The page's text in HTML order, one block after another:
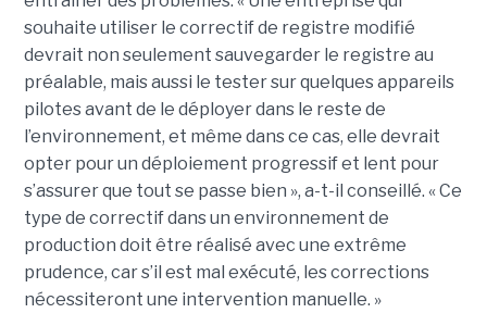
souhaite utiliser le correctif de registre modifié
devrait non seulement sauvegarder le registre au
préalable, mais aussi le tester sur quelques appareils
pilotes avant de le déployer dans le reste de
l’environnement, et même dans ce cas, elle devrait
opter pour un déploiement progressif et lent pour
s’assurer que tout se passe bien », a-t-il conseillé. « Ce
type de correctif dans un environnement de
production doit être réalisé avec une extrême
prudence, car s’il est mal exécuté, les corrections
nécessiteront une intervention manuelle. »